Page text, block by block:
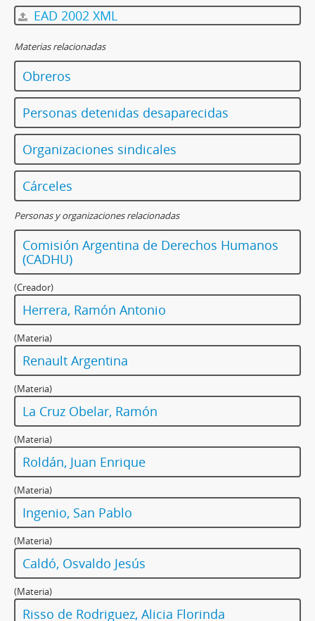
EAD 2002 XML
Materias relacionadas
Obreros
Personas detenidas desaparecidas
Organizaciones sindicales
Cárceles
Personas y organizaciones relacionadas
Comisión Argentina de Derechos Humanos
(CADHU)
(Creador)
Herrera, Ramón Antonio
(Materia)
Renault Argentina
(Materia)
La Cruz Obelar, Ramón
(Materia)
Roldán, Juan Enrique
(Materia)
Ingenio, San Pablo
(Materia)
Caldó, Osvaldo Jesús
(Materia)
Risso de Rodriguez, Alicia Florinda